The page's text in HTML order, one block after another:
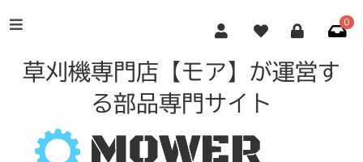
0
草刈機専門店【モア】が運営す
る部品専門サイト